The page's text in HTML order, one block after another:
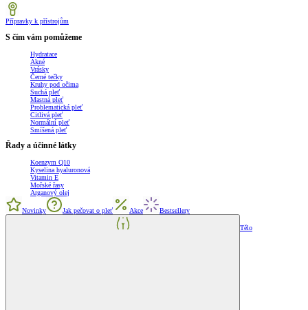
Přípravky k přístrojům
S čím vám pomůžeme
Hydratace
Akné
Vrásky
Černé tečky
Kruhy pod očima
Suchá pleť
Mastná pleť
Problematická pleť
Citlivá pleť
Normální pleť
Smíšená pleť
Řady a účinné látky
Koenzym Q10
Kyselina hyaluronová
Vitamin E
Mořské řasy
Arganový olej
Novinky Jak pečovat o pleť Akce Bestsellery
Tělo